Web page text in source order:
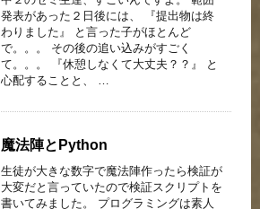
発表があった２日後には、 『提出物は終
わりました』 と言った子がほとんど
で。。。 その後の追い込みがすごく
て。。。 『休憩しなくて大丈夫？？』 と
心配することと、 …
魔法陣とPython
生徒が大きな数字で魔法陣作ったら検証が
大変だと言っていたので検証スクリプトを
書いてみました。 プログラミングは素人